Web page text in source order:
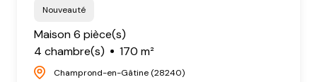
Nouveauté
Maison 6 pièce(s)
4 chambre(s)
170 m²
Champrond-en-Gâtine (28240)